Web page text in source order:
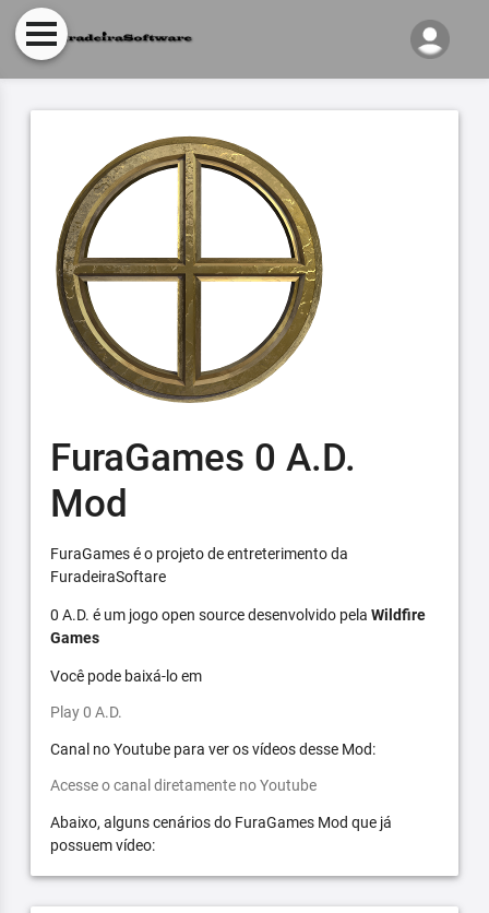
FuraGames 0 A.D.
Mod
FuraGames é o projeto de entreterimento da
FuradeiraSoftare
0 A.D. é um jogo open source desenvolvido pela Wildfire
Games
Você pode baixá-lo em
Play 0 A.D.
Canal no Youtube para ver os vídeos desse Mod:
Acesse o canal diretamente no Youtube
Abaixo, alguns cenários do FuraGames Mod que já
possuem vídeo: